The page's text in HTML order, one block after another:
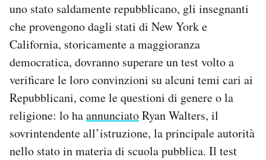
CALENDARIO
AREA PERSONALE
Area Personale
Newsletter
Regala il Post
Hai bisogno di aiuto?
Esci
uno stato saldamente repubblicano, gli insegnanti
che provengono dagli stati di New York e
California, storicamente a maggioranza
democratica, dovranno superare un test volto a
verificare le loro convinzioni su alcuni temi cari ai
Repubblicani, come le questioni di genere o la
religione: lo haannunciatoRyan Walters, il
sovrintendente all’istruzione, la principale autorità
nello stato in materia di scuola pubblica. Il test